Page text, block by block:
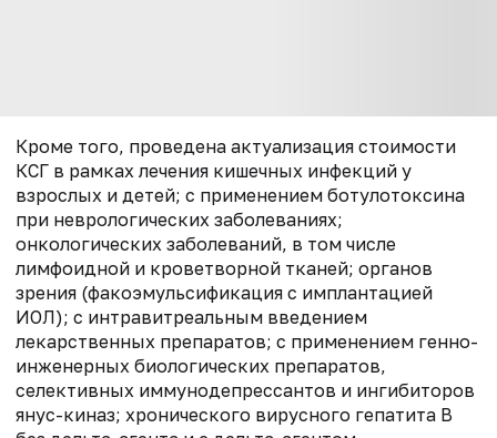
Кроме того, проведена актуализация стоимости
КСГ в рамках лечения кишечных инфекций у
взрослых и детей; с применением ботулотоксина
при неврологических заболеваниях;
онкологических заболеваний, в том числе
лимфоидной и кроветворной тканей; органов
зрения (факоэмульсификация с имплантацией
ИОЛ); с интравитреальным введением
лекарственных препаратов; с применением генно-
инженерных биологических препаратов,
селективных иммунодепрессантов и ингибиторов
янус-киназ; хронического вирусного гепатита B